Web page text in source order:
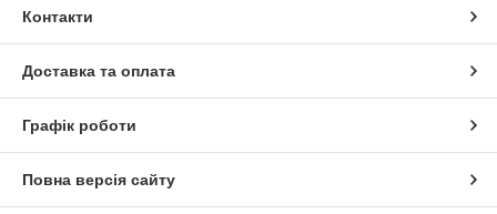
Контакти
Доставка та оплата
Графік роботи
Повна версія сайту